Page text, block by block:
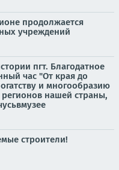
продолжается
учреждений
пгт. Благодатное
час "От края до
и многообразию
нашей страны,
строители!